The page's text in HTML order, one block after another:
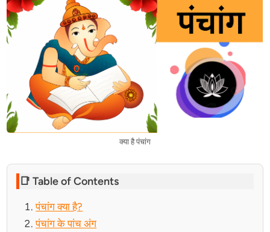
क्या है पंचांग
📑 Table of Contents
पंचांग क्या है?
पंचांग के पांच अंग